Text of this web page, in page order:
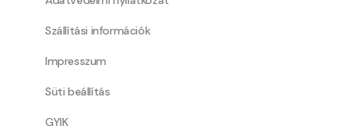
Szállítási információk
Impresszum
Süti beállítás
GYIK